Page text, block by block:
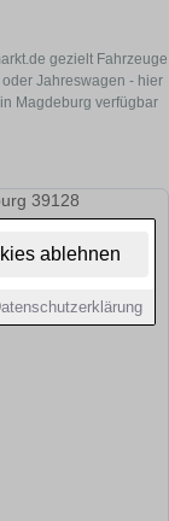
ablehnen
gezielt Fahrzeuge
Jahreswagen - hier
Magdeburg verfügbar